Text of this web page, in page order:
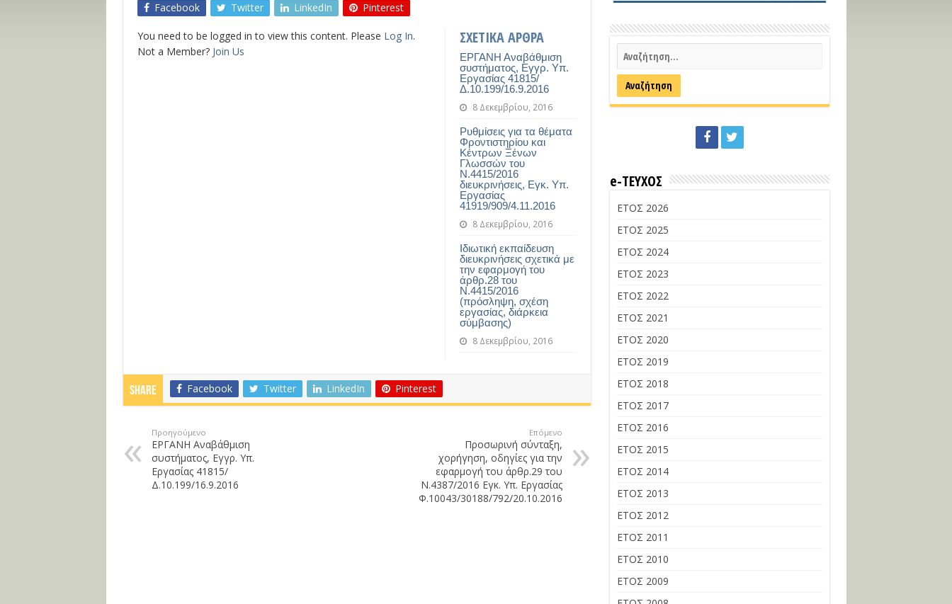
Facebook Twitter LinkedIn Pinterest
ΣΧΕΤΙΚΑ ΑΡΘΡΑ
ΕΡΓΑΝΗ Αναβάθμιση
συστήματος, Εγγρ. Υπ.
Εργασίας 41815/
Δ.10.199/16.9.2016
8 Δεκεμβρίου, 2016
Ρυθμίσεις για τα θέματα
Φροντιστηρίου και
Κέντρων Ξένων
Γλωσσών του
Ν.4415/2016
διευκρινήσεις, Εγκ. Υπ.
Εργασίας
41919/909/4.11.2016
8 Δεκεμβρίου, 2016
Ιδιωτική εκπαίδευση
διευκρινήσεις σχετικά με
την εφαρμογή του
άρθρ.28 του
Ν.4415/2016
(πρόσληψη, σχέση
εργασίας, διάρκεια
σύμβασης)
8 Δεκεμβρίου, 2016
You need to be logged in to view this content. Please Log In.
Not a Member? Join Us
Share Facebook Twitter LinkedIn Pinterest
Προηγούμενο
ΕΡΓΑΝΗ Αναβάθμιση
συστήματος, Εγγρ. Υπ.
Εργασίας 41815/
Δ.10.199/16.9.2016
Επόμενο
Προσωρινή σύνταξη,
χορήγηση, οδηγίες για την
εφαρμογή του άρθρ.29 του
Ν.4387/2016 Εγκ. Υπ. Εργασίας
Φ.10043/30188/792/20.10.2016
e-ΤΕΥΧΟΣ
ΕΤΟΣ 2026
ΕΤΟΣ 2025
ΕΤΟΣ 2024
ΕΤΟΣ 2023
ΕΤΟΣ 2022
ΕΤΟΣ 2021
ΕΤΟΣ 2020
ΕΤΟΣ 2019
ΕΤΟΣ 2018
ΕΤΟΣ 2017
ΕΤΟΣ 2016
ΕΤΟΣ 2015
ΕΤΟΣ 2014
ΕΤΟΣ 2013
ΕΤΟΣ 2012
ΕΤΟΣ 2011
ΕΤΟΣ 2010
ΕΤΟΣ 2009